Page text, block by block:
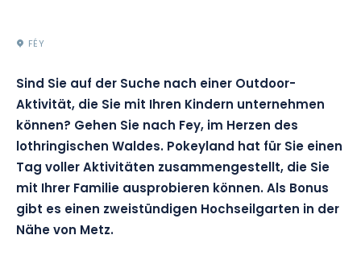
FÉY
Sind Sie auf der Suche nach einer Outdoor-
Aktivität, die Sie mit Ihren Kindern unternehmen
können? Gehen Sie nach Fey, im Herzen des
lothringischen Waldes. Pokeyland hat für Sie einen
Tag voller Aktivitäten zusammengestellt, die Sie
mit Ihrer Familie ausprobieren können.Als Bonus
gibt es einen zweistündigen Hochseilgarten in der
Nähe von Metz.